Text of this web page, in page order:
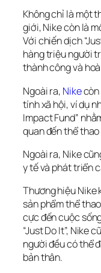
Không chỉ là một
giới, Nike còn là
Với chiến dịch
hàng triệu người
thành công và
Ngoài ra, Nike còn
tính xã hội, ví dụ
Impact Fund”
quan đến thể
Ngoài ra, Nike
y tế và phát triển
Thương hiệu Nike
sản phẩm thể
cực đến cuộc
“Just Do It”, Nike
người đều có thể
bản thân.